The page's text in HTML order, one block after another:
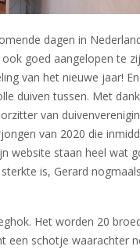
dagen in
goed aangelopen te
van het nieuwe jaar!
duiven tussen. Met dank
van
van 2020 die
website staan heel wat
is, Gerard nogmaals
Het worden 20
een schotje waarachter